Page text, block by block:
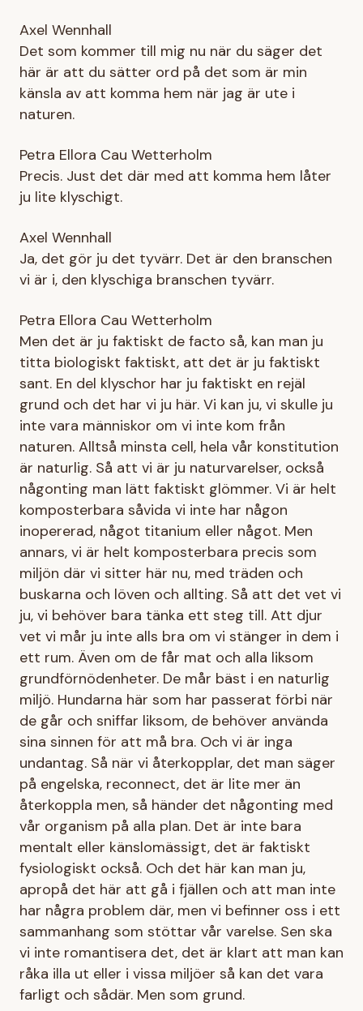
Axel Wennhall
Det som kommer till mig nu när du säger det
här är att du sätter ord på det som är min
känsla av att komma hem när jag är ute i
naturen.
Petra Ellora Cau Wetterholm
Precis. Just det där med att komma hem låter
ju lite klyschigt.
Axel Wennhall
Ja, det gör ju det tyvärr. Det är den branschen
vi är i, den klyschiga branschen tyvärr.
Petra Ellora Cau Wetterholm
Men det är ju faktiskt de facto så, kan man ju
titta biologiskt faktiskt, att det är ju faktiskt
sant. En del klyschor har ju faktiskt en rejäl
grund och det har vi ju här. Vi kan ju, vi skulle ju
inte vara människor om vi inte kom från
naturen. Alltså minsta cell, hela vår konstitution
är naturlig. Så att vi är ju naturvarelser, också
någonting man lätt faktiskt glömmer. Vi är helt
komposterbara såvida vi inte har någon
inopererad, något titanium eller något. Men
annars, vi är helt komposterbara precis som
miljön där vi sitter här nu, med träden och
buskarna och löven och allting. Så att det vet vi
ju, vi behöver bara tänka ett steg till. Att djur
vet vi mår ju inte alls bra om vi stänger in dem i
ett rum. Även om de får mat och alla liksom
grundförnödenheter. De mår bäst i en naturlig
miljö. Hundarna här som har passerat förbi när
de går och sniffar liksom, de behöver använda
sina sinnen för att må bra. Och vi är inga
undantag. Så när vi återkopplar, det man säger
på engelska, reconnect, det är lite mer än
återkoppla men, så händer det någonting med
vår organism på alla plan. Det är inte bara
mentalt eller känslomässigt, det är faktiskt
fysiologiskt också. Och det här kan man ju,
apropå det här att gå i fjällen och att man inte
har några problem där, men vi befinner oss i ett
sammanhang som stöttar vår varelse. Sen ska
vi inte romantisera det, det är klart att man kan
råka illa ut eller i vissa miljöer så kan det vara
farligt och sådär. Men som grund.